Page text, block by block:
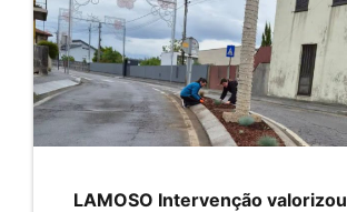
LAMOSO Intervenção valorizou